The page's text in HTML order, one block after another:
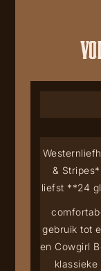
&
liefst **24
gebruik tot
en Cowgirl